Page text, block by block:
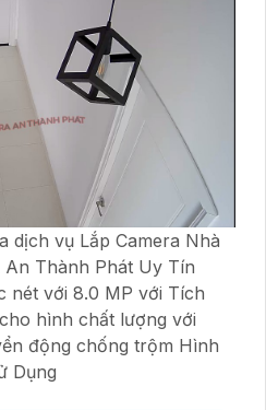
dịch vụ Lắp Camera Nhà
Thành Phát Uy Tín
nét với 8.0 MP với Tích
hình chất lượng với
động chống trộm Hình
Dụng